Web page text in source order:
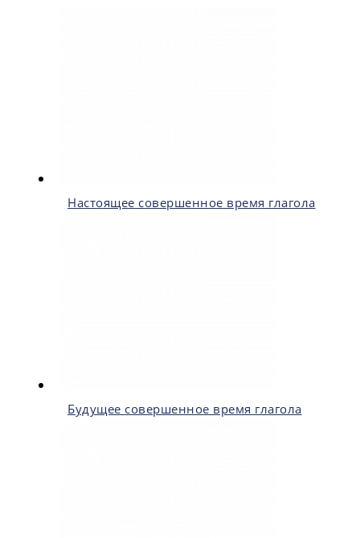
Настоящее совершенное время глагола
Будущее совершенное время глагола